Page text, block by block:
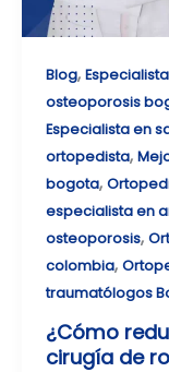
Blog,
osteoporosis
Especialista en
ortopedista,
bogota,
especialista en
osteoporosis,
colombia,
traumatólogos
¿Cómo
cirugía de